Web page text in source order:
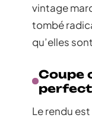
vintage
tombé
qu’elles
Coupe
Le rendu